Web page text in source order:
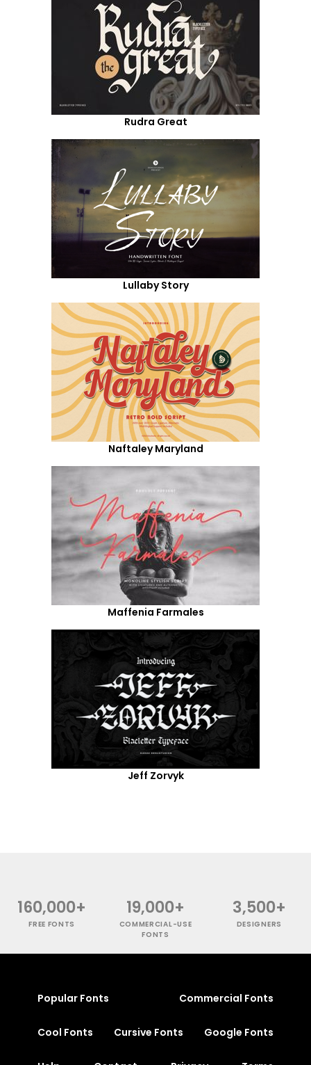
Rudra Great
Lullaby Story
Naftaley Maryland
Maffenia Farmales
Jeff Zorvyk
160,000+
FREE FONTS
19,000+
COMMERCIAL-USE
FONTS
3,500+
DESIGNERS
Popular Fonts Commercial Fonts
Cool Fonts Cursive Fonts Google Fonts